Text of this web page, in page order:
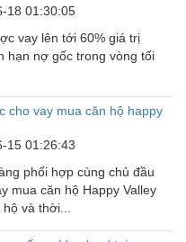
18 01:30:05
vay lên tới 60% giá trị
hạn nợ gốc trong vòng tối
cho vay mua căn hộ happy
15 01:26:43
phối hợp cùng chủ đầu
mua căn hộ Happy Valley
và thời...